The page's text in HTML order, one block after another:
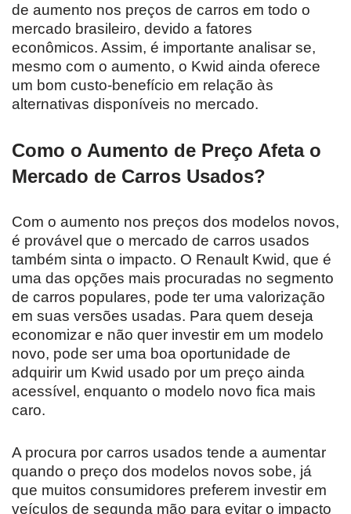
de aumento nos preços de carros em todo o
mercado brasileiro, devido a fatores
econômicos. Assim, é importante analisar se,
mesmo com o aumento, o Kwid ainda oferece
um bom custo-benefício em relação às
alternativas disponíveis no mercado.
Como o Aumento de Preço Afeta o
Mercado de Carros Usados?
Com o aumento nos preços dos modelos novos,
é provável que o mercado de carros usados
também sinta o impacto. O Renault Kwid, que é
uma das opções mais procuradas no segmento
de carros populares, pode ter uma valorização
em suas versões usadas. Para quem deseja
economizar e não quer investir em um modelo
novo, pode ser uma boa oportunidade de
adquirir um Kwid usado por um preço ainda
acessível, enquanto o modelo novo fica mais
caro.
A procura por carros usados tende a aumentar
quando o preço dos modelos novos sobe, já
que muitos consumidores preferem investir em
veículos de segunda mão para evitar o impacto